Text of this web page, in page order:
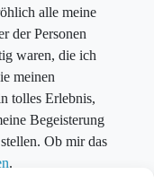
alle meine
der Personen
waren, die ich
meinen
tolles Erlebnis,
Begeisterung
Ob mir das
.